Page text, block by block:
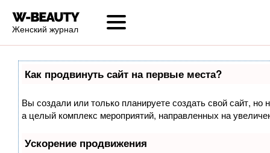
Женский журнал
Как продвинуть сайт на первые места?
Вы создали или только планируете создать свой сайт, но
а целый комплекс мероприятий, направленных на
Ускорение продвижения